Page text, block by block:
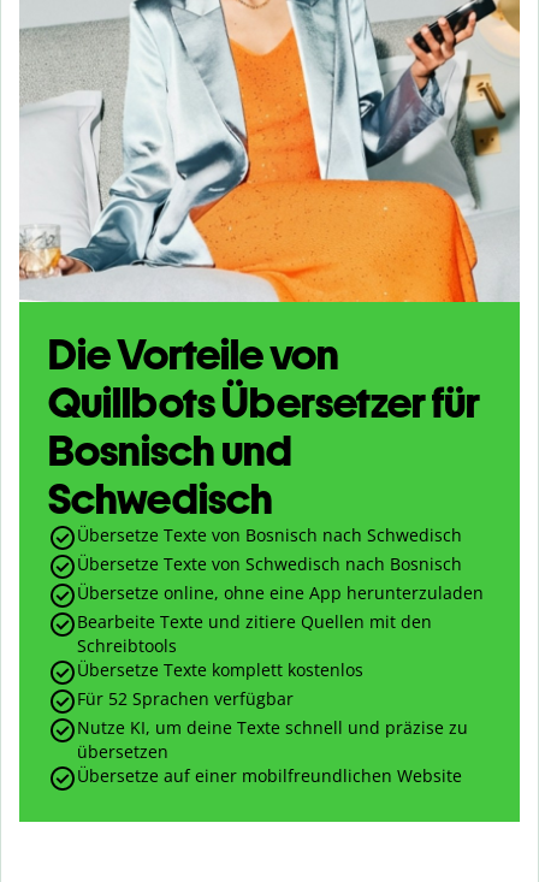
Die Vorteile von
Quillbots Übersetzer für
Bosnisch und
Schwedisch
Übersetze Texte von Bosnisch nach Schwedisch
Übersetze Texte von Schwedisch nach Bosnisch
Übersetze online, ohne eine App herunterzuladen
Bearbeite Texte und zitiere Quellen mit den
Schreibtools
Übersetze Texte komplett kostenlos
Für 52 Sprachen verfügbar
Nutze KI, um deine Texte schnell und präzise zu
übersetzen
Übersetze auf einer mobilfreundlichen Website